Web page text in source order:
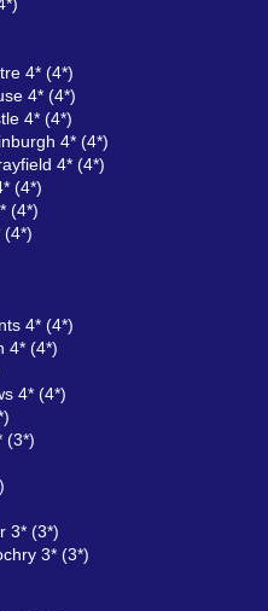
4* (4*)
4* (4*)
4* (4*)
4* (4*)
4* (4*)
(4*)
(4*)
(4*)
4* (4*)
4* (4*)
4* (4*)
(3*)
3* (3*)
3* (3*)